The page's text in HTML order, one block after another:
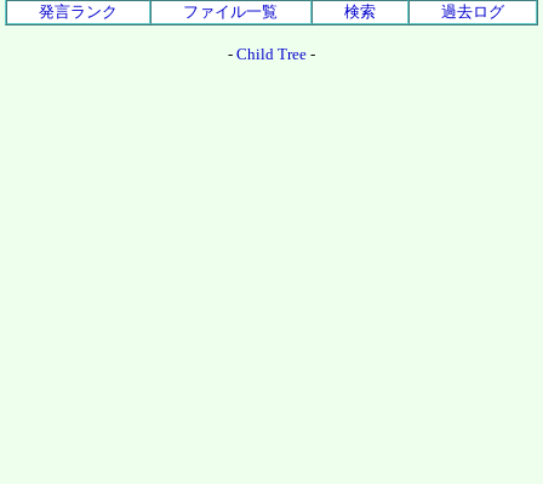
発言ランク
ファイル一覧 検索 過去ログ
- Child Tree -